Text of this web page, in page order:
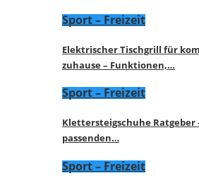
Sport – Freizeit
Elektrischer Tischgrill für
zuhause – Funktionen,…
Sport – Freizeit
Klettersteigschuhe Ratgeber
passenden…
Sport – Freizeit